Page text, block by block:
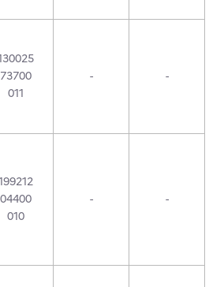
73700
011
- -
04400
010
- -